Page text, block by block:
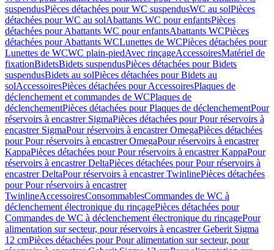
suspendusPièces détachées pour WC suspendusWC au solPièces
détachées pour WC au solAbattants WC pour enfantsPièces
détachées pour Abattants WC pour enfantsAbattants WCPièces
détachées pour Abattants WCLunettes de WCPièces détachées pour
Lunettes de WCWC plain-piedAvec rinçageAccessoiresMatériel de
fixationBidetsBidets suspendusPièces détachées pour Bidets
suspendusBidets au solPièces détachées pour Bidets au
solAccessoiresPièces détachées pour AccessoiresPlaques de
déclenchement et commandes de WCPlaques de
déclenchementPièces détachées pour Plaques de déclenchementPour
réservoirs à encastrer SigmaPièces détachées pour Pour réservoirs à
encastrer SigmaPour réservoirs à encastrer OmegaPièces détachées
pour Pour réservoirs à encastrer OmegaPour réservoirs à encastrer
KappaPièces détachées pour Pour réservoirs à encastrer KappaPour
réservoirs à encastrer DeltaPièces détachées pour Pour réservoirs à
encastrer DeltaPour réservoirs à encastrer TwinlinePièces détachées
pour Pour réservoirs à encastrer
TwinlineAccessoiresConsommablesCommandes de WC à
déclenchement électronique du rinçagePièces détachées pour
Commandes de WC à déclenchement électronique du rinçagePour
alimentation sur secteur, pour réservoirs à encastrer Geberit Sigma
12 cmPièces détachées pour Pour alimentation sur secteur, pour